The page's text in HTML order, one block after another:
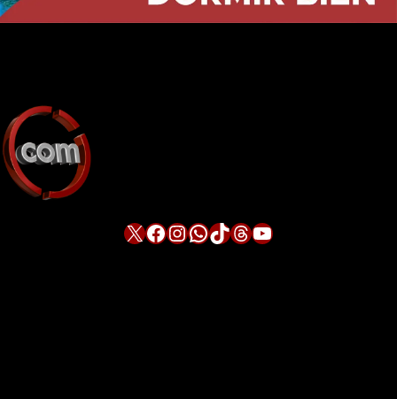
X Facebook InstagramWhatsApp TikTok Threads YouTube